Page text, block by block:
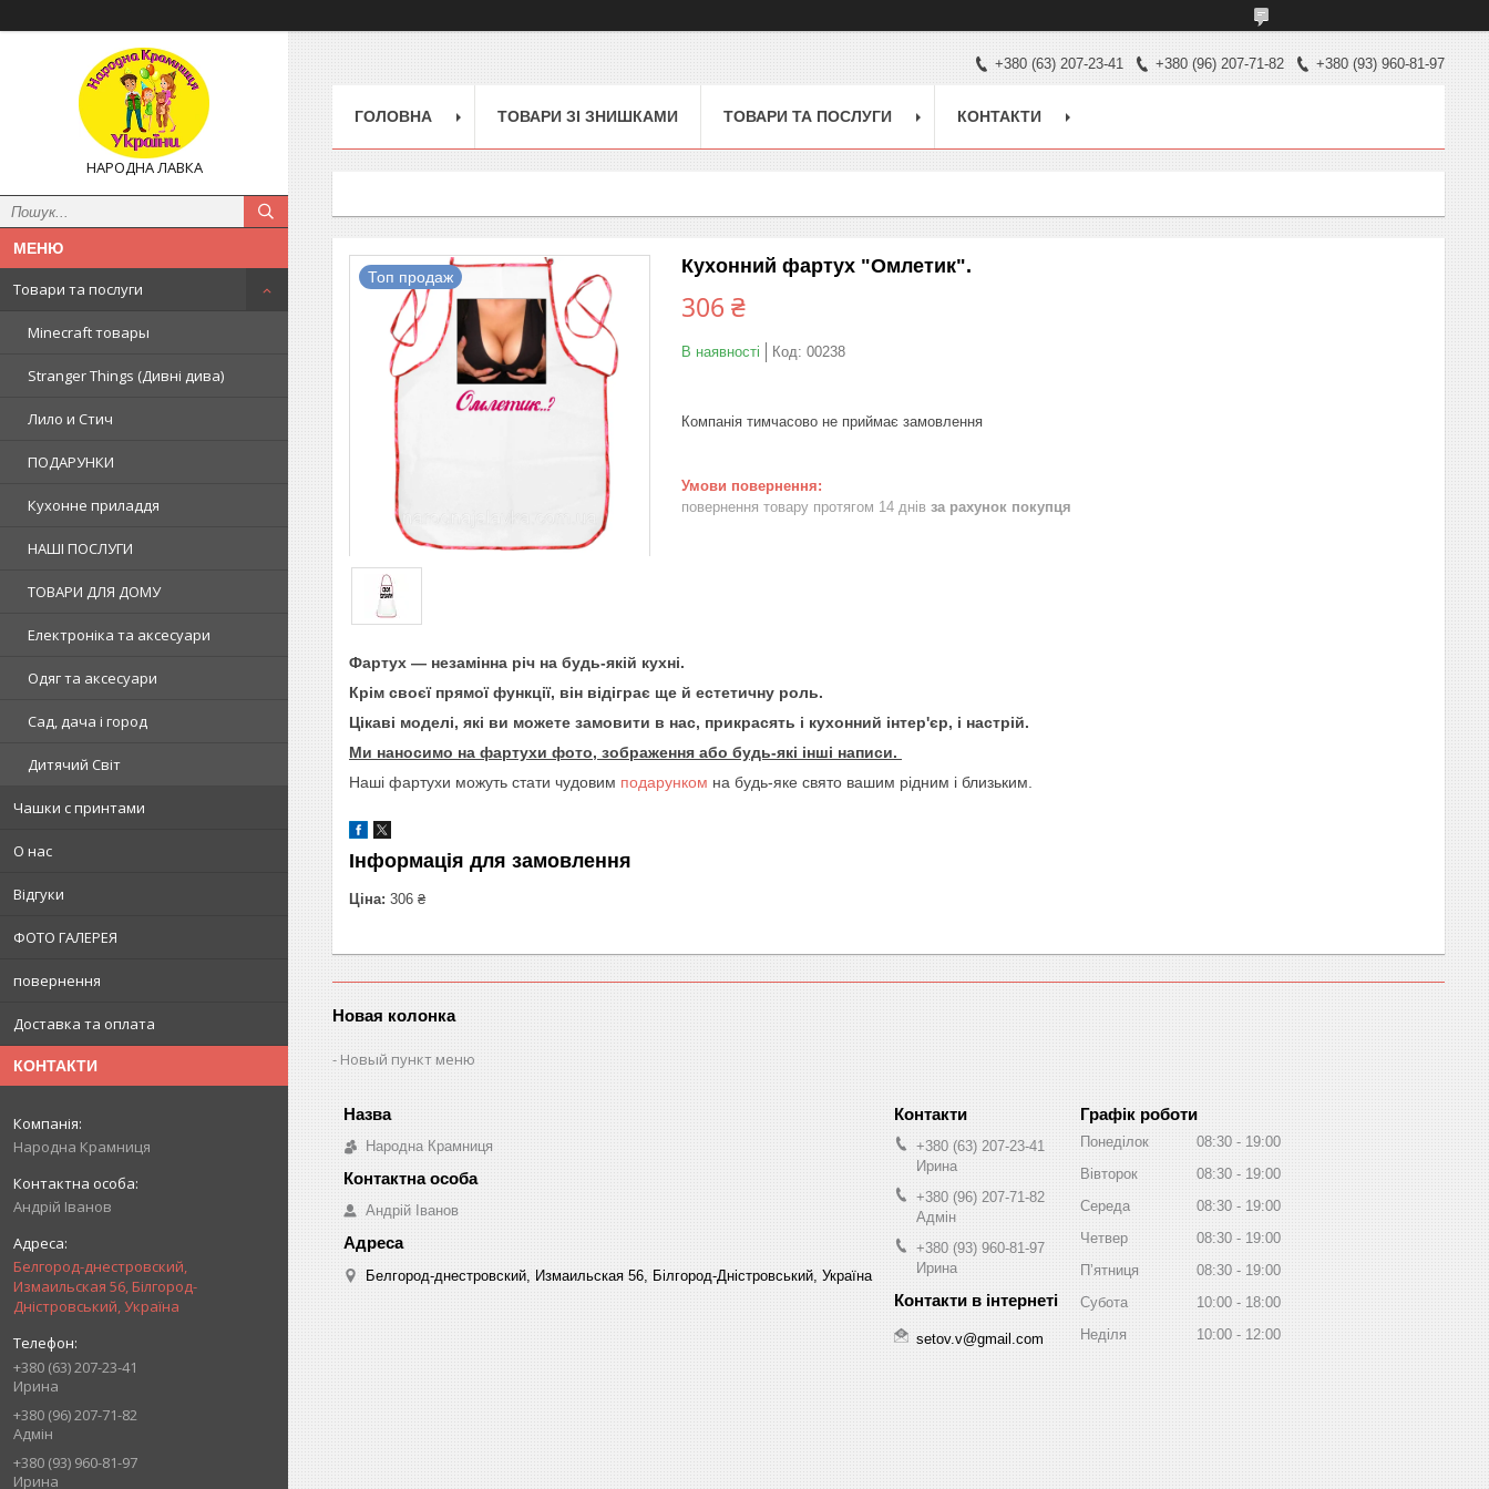
НАРОДНА ЛАВКА
Товари та послуги
Minecraft товары
Stranger Things (Дивні дива)
Лило и Стич
ПОДАРУНКИ
Кухонне приладдя
НАШІ ПОСЛУГИ
ТОВАРИ ДЛЯ ДОМУ
Електроніка та аксесуари
Одяг та аксесуари
Сад, дача і город
Дитячий Світ
Чашки с принтами
О нас
Відгуки
ФОТО ГАЛЕРЕЯ
повернення
Доставка та оплата
КОНТАКТИ
Народна Крамниця
Андрій Іванов
Белгород-днестровский,
Измаильская 56, Білгород-
Дністровський, Україна
+380 (63) 207-23-41
Ирина
+380 (96) 207-71-82
Адмін
+380 (93) 960-81-97
Ирина
+380 (63) 207-23-41 +380 (96) 207-71-82 +380 (93) 960-81-97
ГОЛОВНА ТОВАРИ ЗІ ЗНИШКАМИ ТОВАРИ ТА ПОСЛУГИ КОНТАКТИ
Топ продаж Кухонний фартух "Омлетик".
306 ₴
В наявності Код: 00238
Компанія тимчасово не приймає замовлення
повернення товару протягом 14 днів за рахунок покупця
Фартух — незамінна річ на будь-якій кухні.
Крім своєї прямої функції, він відіграє ще й естетичну роль.
Цікаві моделі, які ви можете замовити в нас, прикрасять і кухонний інтер'єр, і настрій.
Ми наносимо на фартухи фото, зображення або будь-які інші написи.
Наші фартухи можуть стати чудовим подарунком на будь-яке свято вашим рідним і близьким.
Інформація для замовлення
Ціна: 306 ₴
Новая колонка
Новый пункт меню
Народна Крамниця
Андрій Іванов
Белгород-днестровский, Измаильская 56, Білгород-Дністровський, Україна
+380 (63) 207-23-41
Ирина
+380 (96) 207-71-82
Адмін
+380 (93) 960-81-97
Ирина
setov.v@gmail.com
Графік роботи
Понеділок 08:30
19:00
Вівторок
08:30
19:00
Середа
08:30
19:00
Четвер
08:30
19:00
Пʼятниця
08:30
19:00
Субота
10:00
18:00
Неділя
10:00 12:00